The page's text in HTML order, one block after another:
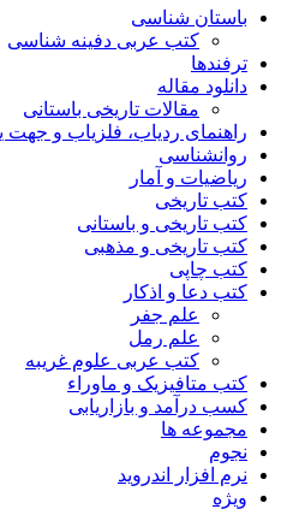
باستان شناسی
کتب عربی دفینه شناسی
ترفندها
دانلود مقاله
مقالات تاریخی باستانی
راهنمای ردیاب، فلزیاب و جهت
روانشناسی
ریاضیات و آمار
کتب تاریخی
کتب تاریخی و باستانی
کتب تاریخی و مذهبی
کتب چاپی
کتب دعا و اذکار
علم جفر
علم رمل
کتب عربی علوم غریبه
کتب متافیزیک و ماوراء
کسب درآمد و بازاریابی
مجموعه ها
نجوم
نرم افزار اندروید
ویژه